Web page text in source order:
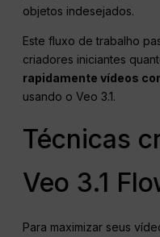
objetos indesejados.
Este fluxo de trabalho
criadores iniciantes
rapidamente vídeos
usando o Veo 3.1.
Técnicas
Veo 3.1
Para maximizar seus